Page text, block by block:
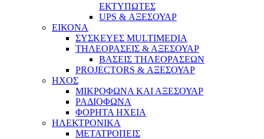
ΕΚΤΥΠΩΤΕΣ
UPS & ΑΞΕΣΟΥΑΡ
ΕΙΚΟΝΑ
ΣΥΣΚΕΥΕΣ MULTIMEDIA
ΤΗΛΕΟΡΑΣΕΙΣ & ΑΞΕΣΟΥΑΡ
ΒΑΣΕΙΣ ΤΗΛΕΟΡΑΣΕΩΝ
PROJECTORS & ΑΞΕΣΟΥΑΡ
ΗΧΟΣ
ΜΙΚΡΟΦΩΝΑ ΚΑΙ ΑΞΕΣΟΥΑΡ
ΡΑΔΙΟΦΩΝΑ
ΦΟΡΗΤΑ ΗΧΕΙΑ
ΗΛΕΚΤΡΟΝΙΚΑ
ΜΕΤΑΤΡΟΠΕΙΣ